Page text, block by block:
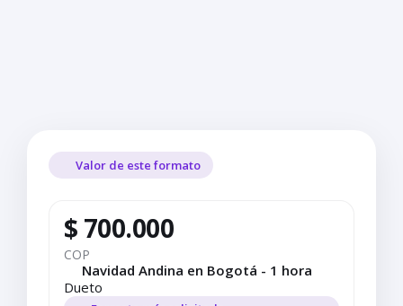
Valor de este formato
$ 700.000
COP
Navidad Andina en Bogotá - 1 hora
Dueto